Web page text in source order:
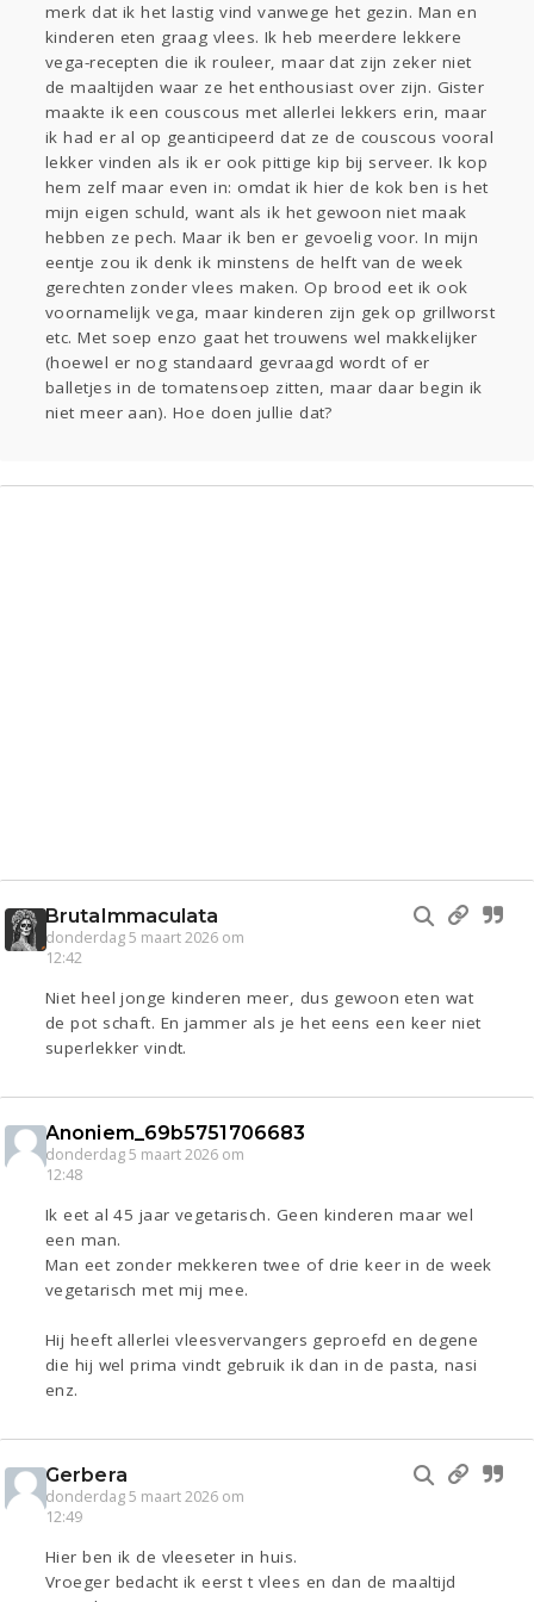
merk dat ik het lastig vind vanwege het gezin. Man en
kinderen eten graag vlees. Ik heb meerdere lekkere
vega-recepten die ik rouleer, maar dat zijn zeker niet
de maaltijden waar ze het enthousiast over zijn. Gister
maakte ik een couscous met allerlei lekkers erin, maar
ik had er al op geanticipeerd dat ze de couscous vooral
lekker vinden als ik er ook pittige kip bij serveer. Ik kop
hem zelf maar even in: omdat ik hier de kok ben is het
mijn eigen schuld, want als ik het gewoon niet maak
hebben ze pech. Maar ik ben er gevoelig voor. In mijn
eentje zou ik denk ik minstens de helft van de week
gerechten zonder vlees maken. Op brood eet ik ook
voornamelijk vega, maar kinderen zijn gek op grillworst
etc. Met soep enzo gaat het trouwens wel makkelijker
(hoewel er nog standaard gevraagd wordt of er
balletjes in de tomatensoep zitten, maar daar begin ik
niet meer aan). Hoe doen jullie dat?
BrutaImmaculata
donderdag 5 maart 2026 om
12:42
Niet heel jonge kinderen meer, dus gewoon eten wat
de pot schaft. En jammer als je het eens een keer niet
superlekker vindt.
Anoniem_69b5751706683
donderdag 5 maart 2026 om
12:48
Ik eet al 45 jaar vegetarisch. Geen kinderen maar wel
een man.
Man eet zonder mekkeren twee of drie keer in de week
vegetarisch met mij mee.
Hij heeft allerlei vleesvervangers geproefd en degene
die hij wel prima vindt gebruik ik dan in de pasta, nasi
enz.
Gerbera
donderdag 5 maart 2026 om
12:49
Hier ben ik de vleeseter in huis.
Vroeger bedacht ik eerst t vlees en dan de maaltijd